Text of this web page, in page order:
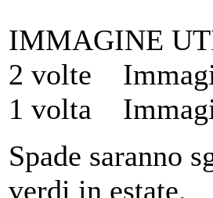
IMMAGINE
2 volte
1 volta
Spade saranno
verdi in estate.